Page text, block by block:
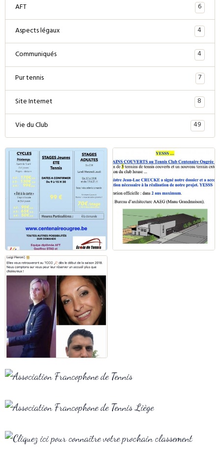
AFT
6
Aspects légaux
4
Communiqués
4
Pur tennis
7
Site Internet
8
Vie du Club
49